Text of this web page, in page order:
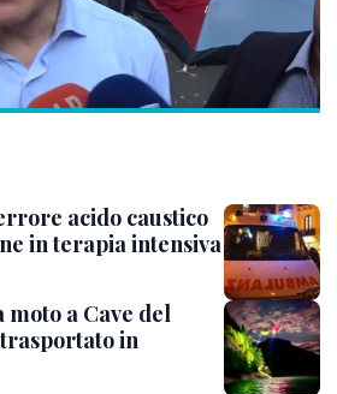
acido caustico
in terapia intensiva
a Cave del
in